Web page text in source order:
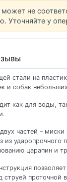
не
Уточняйте у
стали на
и собак
как для воды,
частей –
из ударопрочного
царапин и
струей проточной